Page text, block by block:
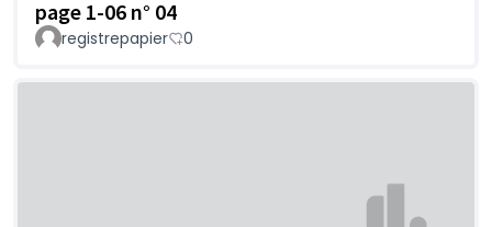
page 1-06 n° 04
registrepapier 0